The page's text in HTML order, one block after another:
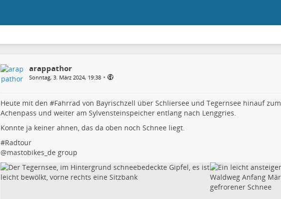
arappathor
Sonntag, 3. März 2024, 19:38 •
Heute mit den #Fahrrad von Bayrischzell über Schliersee und Tegernsee hinauf zum
Achenpass und weiter am Sylvensteinspeicher entlang nach Lenggries.
Konnte ja keiner ahnen, das da oben noch Schnee liegt.
#Radtour
@mastobikes_de group